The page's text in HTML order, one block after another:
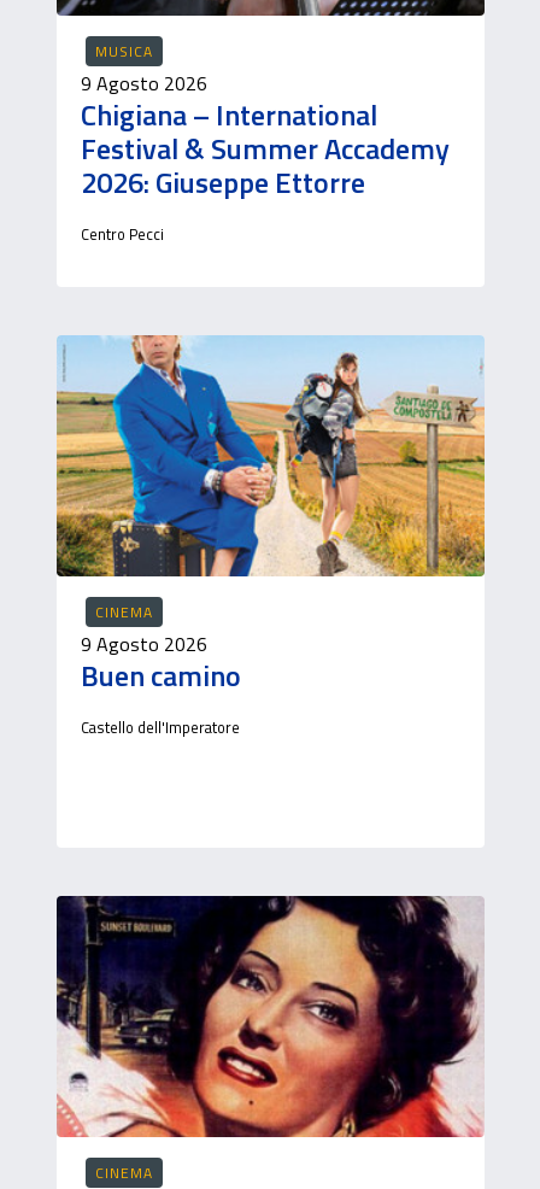
MUSICA
9 Agosto 2026
Chigiana – International
Festival & Summer Accademy
2026: Giuseppe Ettorre
Centro Pecci
CINEMA
9 Agosto 2026
Buen camino
Castello dell'Imperatore
CINEMA